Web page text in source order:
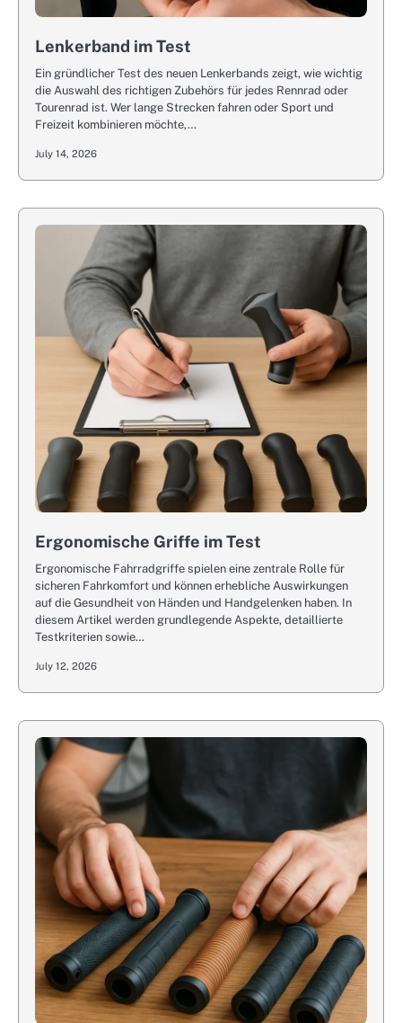
Lenkerband im Test
Ein gründlicher Test des neuen Lenkerbands zeigt, wie wichtig
die Auswahl des richtigen Zubehörs für jedes Rennrad oder
Tourenrad ist. Wer lange Strecken fahren oder Sport und
Freizeit kombinieren möchte,…
July 14, 2026
Ergonomische Griffe im Test
Ergonomische Fahrradgriffe spielen eine zentrale Rolle für
sicheren Fahrkomfort und können erhebliche Auswirkungen
auf die Gesundheit von Händen und Handgelenken haben. In
diesem Artikel werden grundlegende Aspekte, detaillierte
Testkriterien sowie…
July 12, 2026